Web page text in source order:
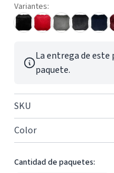
Variantes:
La entrega de
paquete.
SKU
Color
Cantidad de paquetes: